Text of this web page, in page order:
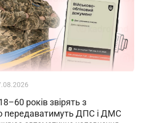
років звірять з
передаватимуть ДПС і ДМС